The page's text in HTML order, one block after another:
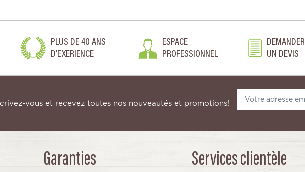
PLUS DE 40 ANS
D’EXERIENCE
ESPACE
PROFESSIONNEL
DEMANDER
UN DEVIS
vous et recevez toutes nos nouveautés et promotions!
Garanties Services clientèle